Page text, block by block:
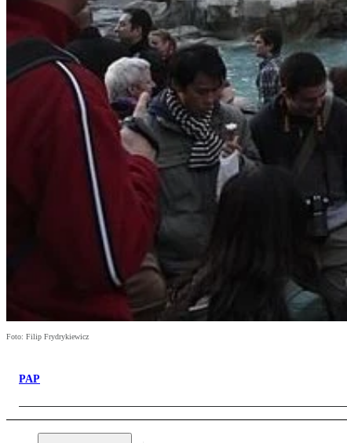
Foto: Filip Frydrykiewicz
PAP